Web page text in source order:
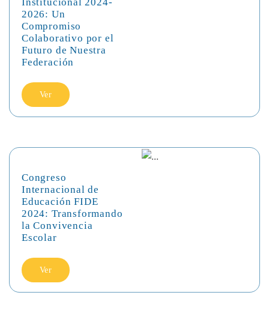
Institucional 2024-
2026: Un
Compromiso
Colaborativo por el
Futuro de Nuestra
Federación
Ver
Congreso
Internacional de
Educación FIDE
2024: Transformando
la Convivencia
Escolar
Ver